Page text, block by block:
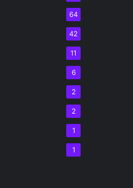
64
42
11
6
2
2
1
1